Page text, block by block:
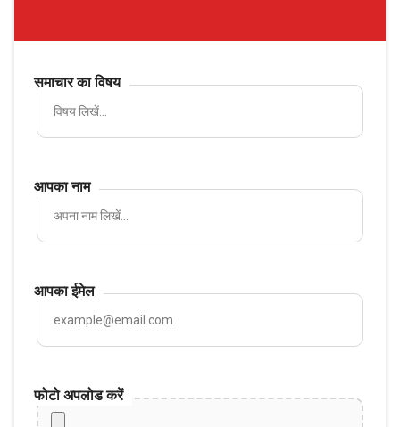
समाचार का विषय
आपका नाम
आपका ईमेल
फोटो अपलोड करें